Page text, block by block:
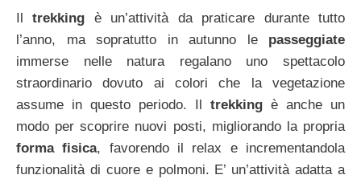
Iltrekking è un’attività da praticare durante tutto
l’anno, ma sopratutto in autunno le passeggiate
immerse nelle natura regalano uno spettacolo
straordinario dovuto ai colori che la vegetazione
assume in questo periodo. Il trekking è anche un
modo per scoprire nuovi posti, migliorando la propria
forma fisica, favorendo il relax e incrementandola
funzionalità di cuore e polmoni. E’ un’attività adatta a